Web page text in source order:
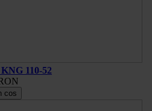
110-52
cos